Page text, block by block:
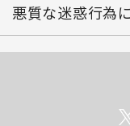
悪質な迷惑行為